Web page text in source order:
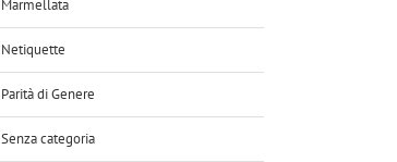
Marmellata
Netiquette
Parità di Genere
Senza categoria